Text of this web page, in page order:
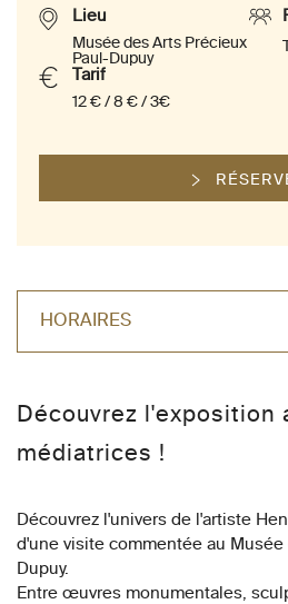
Lieu
Musée des Arts Précieux
Paul-Dupuy
Tarif
12 € / 8 € / 3€
HORAIRES
Découvrez l'exposition
médiatrices !
Découvrez l'univers de l'artiste
d'une visite commentée au
Dupuy.
Entre œuvres monumentales,